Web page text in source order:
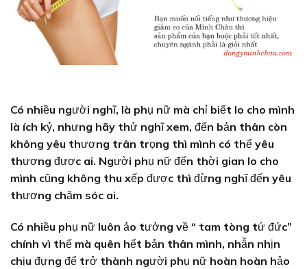
Có nhiều người nghĩ, là phụ nữ mà chỉ biết lo cho mình
là ích kỷ, nhưng hãy thử nghĩ xem, đến bản thân còn
không yêu thương trân trọng thì mình có thể yêu
thương được ai. Người phụ nữ đến thời gian lo cho
mình cũng không thu xếp được thì đừng nghĩ đến yêu
thương chăm sóc ai.
Có nhiều phụ nữ luôn ảo tưởng về “ tam tòng tứ đức”
chính vì thế mà quên hết bản thân mình, nhẫn nhịn
chịu đựng để trở thành người phụ nữ hoàn hoàn hảo